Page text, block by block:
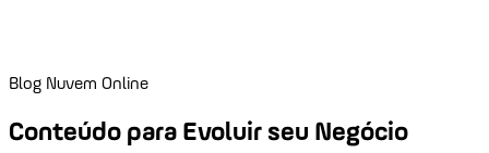
Blog Nuvem Online
Conteúdo para Evoluir seu Negócio